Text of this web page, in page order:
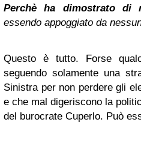
Perchè ha dimostrato di
essendo appoggiato da
Questo è tutto. Forse
seguendo solamente una
Sinistra per non perdere gli
e che mal digeriscono la
del burocrate Cuperlo. Può